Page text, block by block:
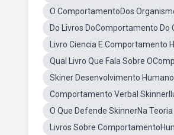
O ComportamentoDos
Do Livros DoComportamento Do
Livro Ciencia E Comportamento
Qual Livro Que Fala Sobre
Skiner Desenvolvimento
Comportamento Verbal
O Que Defende SkinnerNa
Livros Sobre